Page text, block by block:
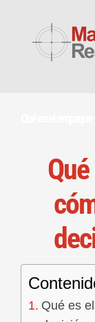
content
Qué es